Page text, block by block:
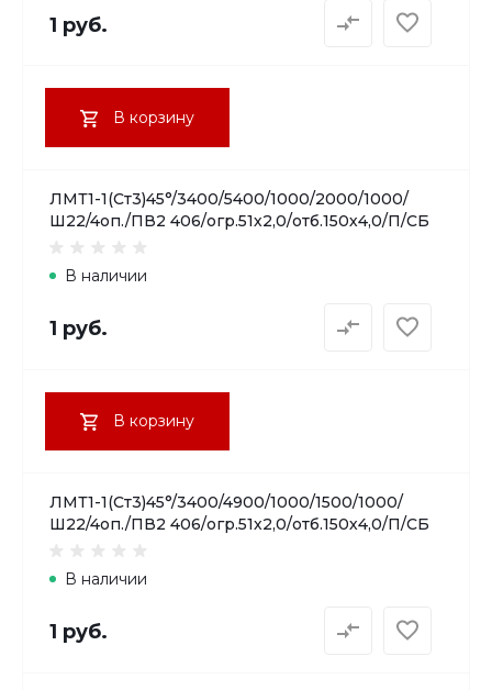
1 руб.
В корзину
ЛМТ1-1(Ст3)45°/3400/5400/1000/2000/1000/
Ш22/4оп./ПВ2 406/огр.51х2,0/отб.150х4,0/П/СБ
В наличии
1 руб.
В корзину
ЛМТ1-1(Ст3)45°/3400/4900/1000/1500/1000/
Ш22/4оп./ПВ2 406/огр.51х2,0/отб.150х4,0/П/СБ
В наличии
1 руб.